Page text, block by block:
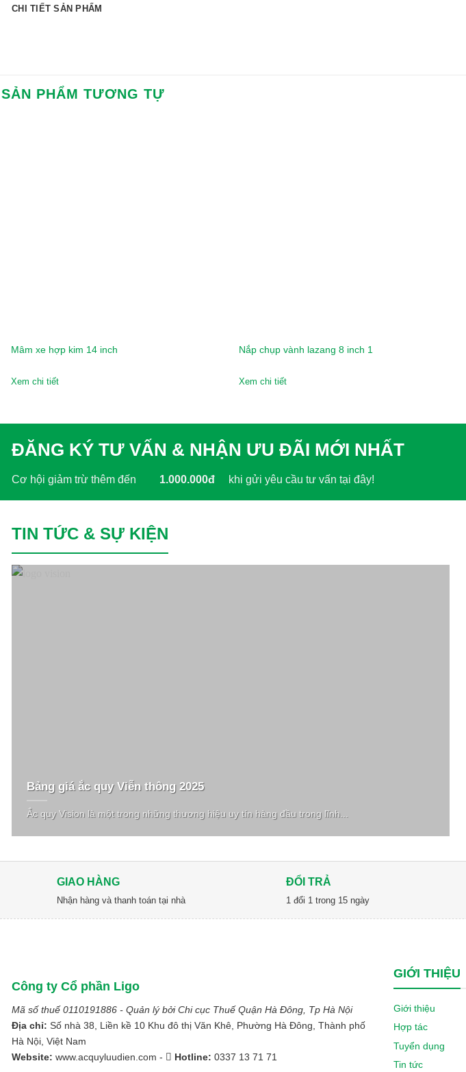
CHI TIẾT SẢN PHẨM
SẢN PHẨM TƯƠNG TỰ
Mâm xe hợp kim 14 inch
Xem chi tiết
Nắp chụp vành lazang 8 inch 1
Xem chi tiết
ĐĂNG KÝ TƯ VẤN & NHẬN ƯU ĐÃI MỚI NHẤT
Cơ hội giảm trừ thêm đến 1.000.000đ khi gửi yêu cầu tư vấn tại đây!
TIN TỨC & SỰ KIỆN
Bảng giá ắc quy Viễn thông 2025
Ắc quy Vision là một trong những thương hiệu uy tín hàng đầu trong lĩnh...
GIAO HÀNG
Nhận hàng và thanh toán tại nhà
ĐỔI TRẢ
1 đổi 1 trong 15 ngày
Công ty Cổ phần Ligo
Mã số thuế 0110191886 - Quản lý bởi Chi cục Thuế Quận Hà Đông, Tp Hà Nội
Địa chỉ: Số nhà 38, Liền kề 10 Khu đô thị Văn Khê, Phường Hà Đông, Thành phố
Hà Nội, Việt Nam
Website: www.acquyluudien.com - Hotline: 0337 13 71 71
GIỚI THIỆU
Giới thiệu
Hợp tác
Tuyển dụng
Tin tức